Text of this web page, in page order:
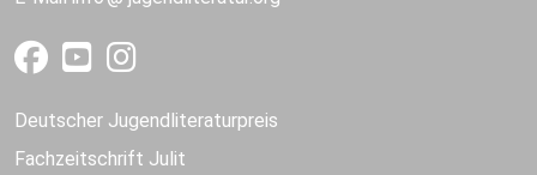
Deutscher Jugendliteraturpreis
Fachzeitschrift Julit